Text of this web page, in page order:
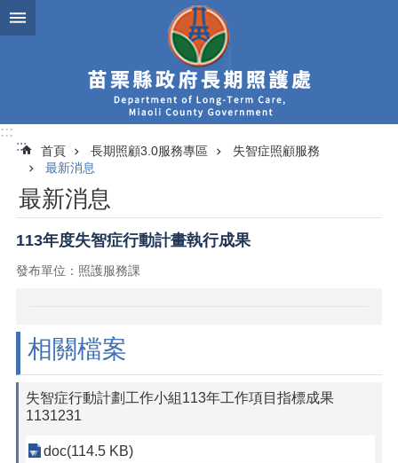
跳到主要內容區塊
:::
:::
首頁 長期照顧3.0服務專區
失智症照顧服務
最新消息
最新消息
113年度失智症行動計畫執行成果
發布單位：照護服務課
相關檔案
失智症行動計劃工作小組113年工作項目指標成果
1131231
doc(114.5 KB)